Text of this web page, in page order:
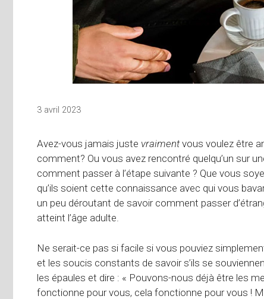
3 avril 2023
Avez-vous jamais juste vraimentvous voulez être
comment? Ou vous avez rencontré quelqu’un sur
comment passer à l’étape suivante ? Que vous
qu’ils soient cette connaissance avec qui vous
un peu déroutant de savoir comment passer
atteint l’âge adulte.
Ne serait-ce pas si facile si vous pouviez
et les soucis constants de savoir s’ils se
les épaules et dire : « Pouvons-nous déjà être les
fonctionne pour vous, cela fonctionne pour vous !